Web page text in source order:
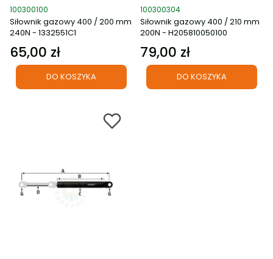
Kod produktu
100300100
Siłownik gazowy 400 / 200 mm
240N - 1332551C1
Cena
65,00 zł
DO KOSZYKA
Kod produktu
100300304
Siłownik gazowy 400 / 210 mm
200N - H205810050100
Cena
79,00 zł
DO KOSZYKA